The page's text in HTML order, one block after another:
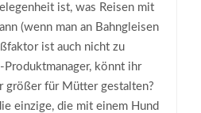
ist, was Reisen mit
(wenn man an Bahngleisen
ist auch nicht zu
Produktmanager, könnt ihr
größer für Mütter gestalten?
einzige, die mit einem Hund